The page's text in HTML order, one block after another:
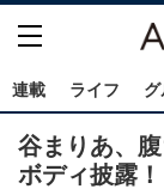
連載 ライフ グ
谷まりあ、
ボディ披露